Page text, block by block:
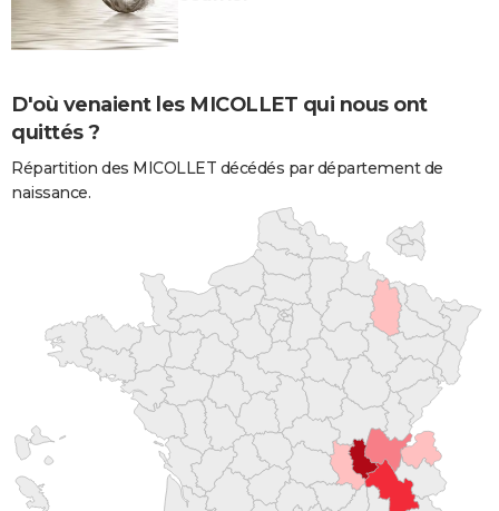
D'où venaient les MICOLLET qui nous ont
quittés ?
Répartition des MICOLLET décédés par département de
naissance.